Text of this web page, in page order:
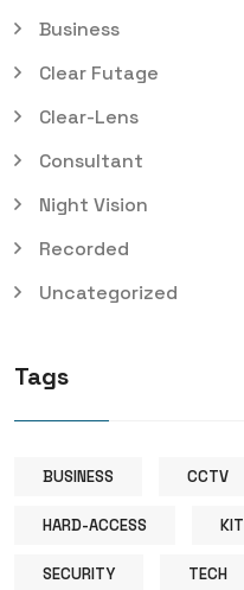
Business
Clear Futage
Clear-Lens
Consultant
Night Vision
Recorded
Uncategorized
Tags
BUSINESS CCTV
HARD-ACCESS KIT
SECURITY TECH